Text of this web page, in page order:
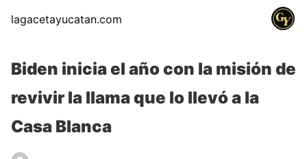
lagacetayucatan.com
Biden inicia el año con la misión de
revivir la llama que lo llevó a la
Casa Blanca